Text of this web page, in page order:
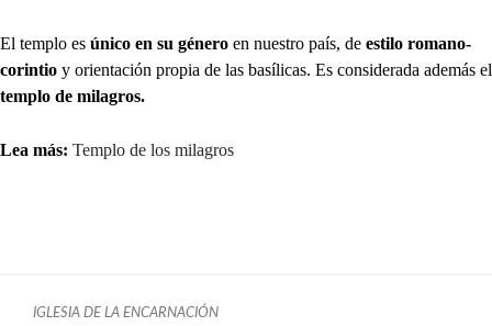
El templo es único en su género en nuestro país, de estilo romano-
corintio y orientación propia de las basílicas. Es considerada además el
templo de milagros.
Lea más: Templo de los milagros
IGLESIA DE LA ENCARNACIÓN